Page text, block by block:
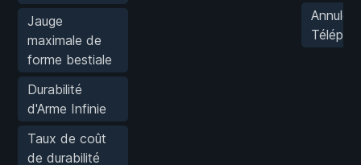
Jauge
maximale de
forme bestiale
Durabilité
d'Arme Infinie
Taux de coût
de durabilité
Annuler